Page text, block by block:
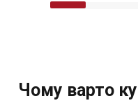
Чому варто